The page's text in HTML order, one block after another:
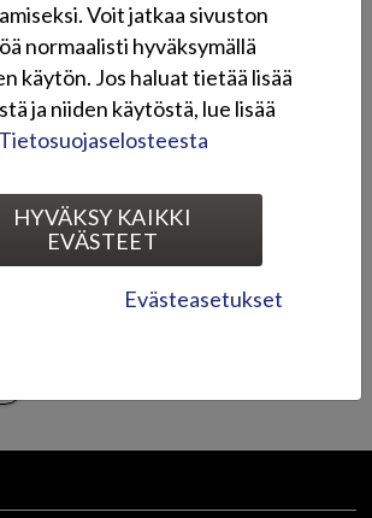
Voit jatkaa sivuston
normaalisti hyväksymällä
käytön. Jos haluat tietää lisää
ja niiden käytöstä, lue lisää
Tietosuojaselosteesta
HYVÄKSY KAIKKI
EVÄSTEET
Evästeasetukset